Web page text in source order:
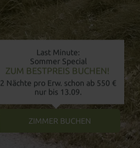
Last Minute:
Sommer Special
ZUM BESTPREIS BUCHEN!
2 Nächte pro Erw. schon ab 550 €
nur bis 13.09.